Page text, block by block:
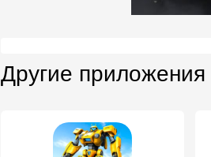
Другие приложения